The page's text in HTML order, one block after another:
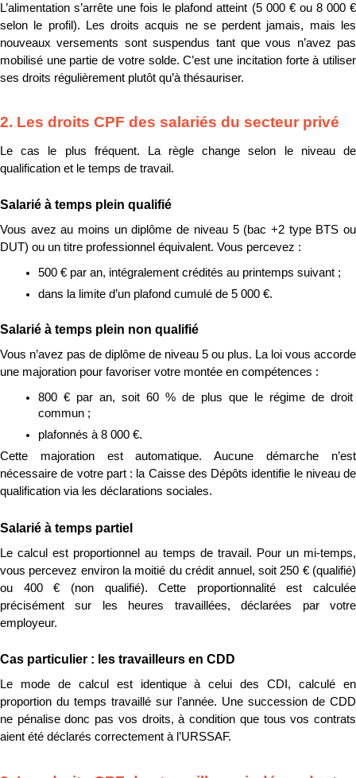
L’alimentation s’arrête une fois le plafond atteint (5 000 € ou 8 000 €
selon le profil). Les droits acquis ne se perdent jamais, mais les
nouveaux versements sont suspendus tant que vous n’avez pas
mobilisé une partie de votre solde. C’est une incitation forte à utiliser
ses droits régulièrement plutôt qu’à thésauriser.
2. Les droits CPF des salariés du secteur privé
Le cas le plus fréquent. La règle change selon le niveau de
qualification et le temps de travail.
Salarié à temps plein qualifié
Vous avez au moins un diplôme de niveau 5 (bac +2 type BTS ou
DUT) ou un titre professionnel équivalent. Vous percevez :
500 € par an, intégralement crédités au printemps suivant ;
dans la limite d’un plafond cumulé de 5 000 €.
Salarié à temps plein non qualifié
Vous n’avez pas de diplôme de niveau 5 ou plus. La loi vous accorde
une majoration pour favoriser votre montée en compétences :
800 € par an, soit 60 % de plus que le régime de droit
commun ;
plafonnés à 8 000 €.
Cette majoration est automatique. Aucune démarche n’est
nécessaire de votre part : la Caisse des Dépôts identifie le niveau de
qualification via les déclarations sociales.
Salarié à temps partiel
Le calcul est proportionnel au temps de travail. Pour un mi-temps,
vous percevez environ la moitié du crédit annuel, soit 250 € (qualifié)
ou 400 € (non qualifié). Cette proportionnalité est calculée
précisément sur les heures travaillées, déclarées par votre
employeur.
Cas particulier : les travailleurs en CDD
Le mode de calcul est identique à celui des CDI, calculé en
proportion du temps travaillé sur l’année. Une succession de CDD
ne pénalise donc pas vos droits, à condition que tous vos contrats
aient été déclarés correctement à l’URSSAF.